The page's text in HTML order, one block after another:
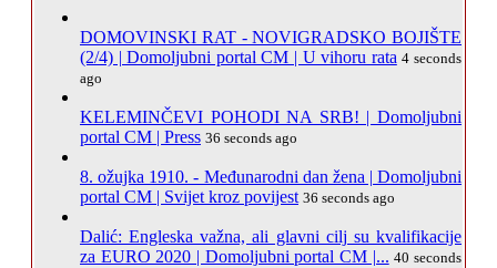
DOMOVINSKI RAT - NOVIGRADSKO BOJIŠTE
(2/4) | Domoljubni portal CM | U vihoru rata 4 seconds
ago
KELEMINČEVI POHODI NA SRB! | Domoljubni
portal CM | Press 36 seconds ago
8. ožujka 1910. - Međunarodni dan žena | Domoljubni
portal CM | Svijet kroz povijest 36 seconds ago
Dalić: Engleska važna, ali glavni cilj su kvalifikacije
za EURO 2020 | Domoljubni portal CM |... 40 seconds